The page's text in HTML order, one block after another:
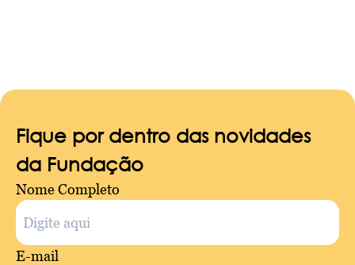
Fique por dentro das novidades
da Fundação
Nome Completo
E-mail